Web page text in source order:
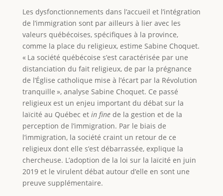
Les dysfonctionnements dans l’accueil et l’intégration
de l’immigration sont par ailleurs à lier avec les
valeurs québécoises, spécifiques à la province,
comme la place du religieux, estime Sabine Choquet.
« La société québécoise s’est caractérisée par une
distanciation du fait religieux, de par la prégnance
de l’Église catholique mise à l’écart par la Révolution
tranquille », analyse Sabine Choquet. Ce passé
religieux est un enjeu important du débat sur la
laïcité au Québec et in finede la gestion et de la
perception de l’immigration. Par le biais de
l’immigration, la société craint un retour de ce
religieux dont elle s’est débarrassée, explique la
chercheuse. L’adoption de la loi sur la laïcité en juin
2019 et le virulent débat autour d’elle en sont une
preuve supplémentaire.